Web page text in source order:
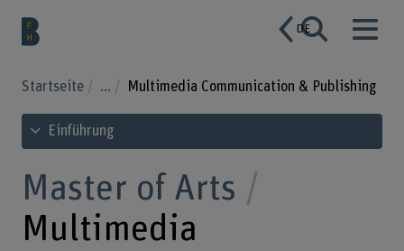
DE
Startseite ... Multimedia Communication & Publishing
Inhaltsverzeichnis ansehen
Einführung
Master of Arts
Multimedia